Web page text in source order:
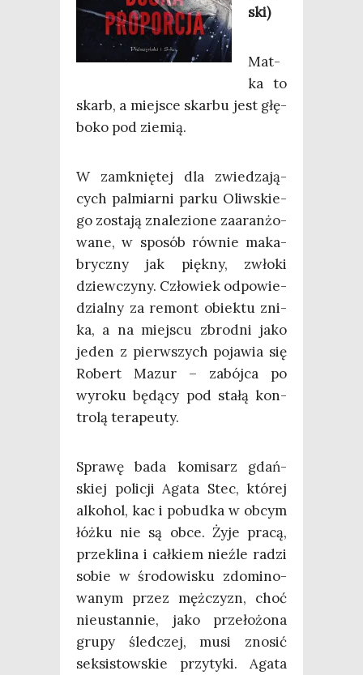
ski)
Mat­
ka to
skarb, a miej­sce skar­bu jest głę­
bo­ko pod ziemią.
W zamknię­tej dla zwie­dza­ją­
cych pal­miar­ni par­ku Oliw­skie­
go zosta­ją zna­le­zio­ne zaaran­żo­
wa­ne, w spo­sób rów­nie maka­
brycz­ny jak pięk­ny, zwło­ki
dziew­czy­ny. Czło­wiek odpo­wie­
dzial­ny za remont obiek­tu zni­
ka, a na miej­scu zbrod­ni jako
jeden z pierw­szych poja­wia się
Robert Mazur – zabój­ca po
wyro­ku będą­cy pod sta­łą kon­
tro­lą terapeuty.
Spra­wę bada komi­sarz gdań­
skiej poli­cji Aga­ta Stec, któ­rej
alko­hol, kac i pobud­ka w obcym
łóż­ku nie są obce. Żyje pra­cą,
prze­kli­na i cał­kiem nie­źle radzi
sobie w śro­do­wi­sku zdo­mi­no­
wa­nym przez męż­czyzn, choć
nie­ustan­nie, jako prze­ło­żo­na
gru­py śled­czej, musi zno­sić
sek­si­stow­skie przy­ty­ki. Aga­ta